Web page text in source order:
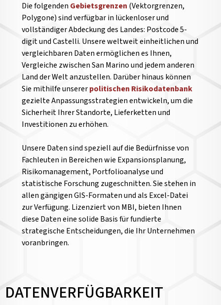
Die folgenden Gebietsgrenzen (Vektorgrenzen,
Polygone) sind verfügbar in lückenloser und
vollständiger Abdeckung des Landes: Postcode 5-
digit und Castelli. Unsere weltweit einheitlichen und
vergleichbaren Daten ermöglichen es Ihnen,
Vergleiche zwischen San Marino und jedem anderen
Land der Welt anzustellen. Darüber hinaus können
Sie mithilfe unsererpolitischen Risikodatenbank
gezielte Anpassungsstrategien entwickeln, um die
Sicherheit Ihrer Standorte, Lieferketten und
Investitionen zu erhöhen.
Unsere Daten sind speziell auf die Bedürfnisse von
Fachleuten in Bereichen wie Expansionsplanung,
Risikomanagement, Portfolioanalyse und
statistische Forschung zugeschnitten. Sie stehen in
allen gängigen GIS-Formaten und als Excel-Datei
zur Verfügung. Lizenziert von MBI, bieten Ihnen
diese Daten eine solide Basis für fundierte
strategische Entscheidungen, die Ihr Unternehmen
voranbringen.
DATENVERFÜGBARKEIT